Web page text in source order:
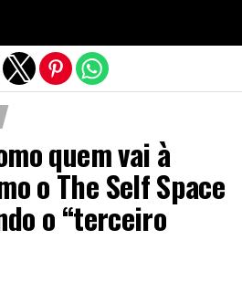
quem vai à
o The Self Space
o “terceiro